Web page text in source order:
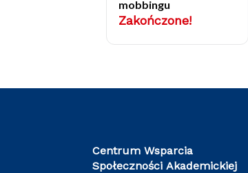
mobbingu
Zakończone!
Centrum Wsparcia
Społeczności Akademickiej